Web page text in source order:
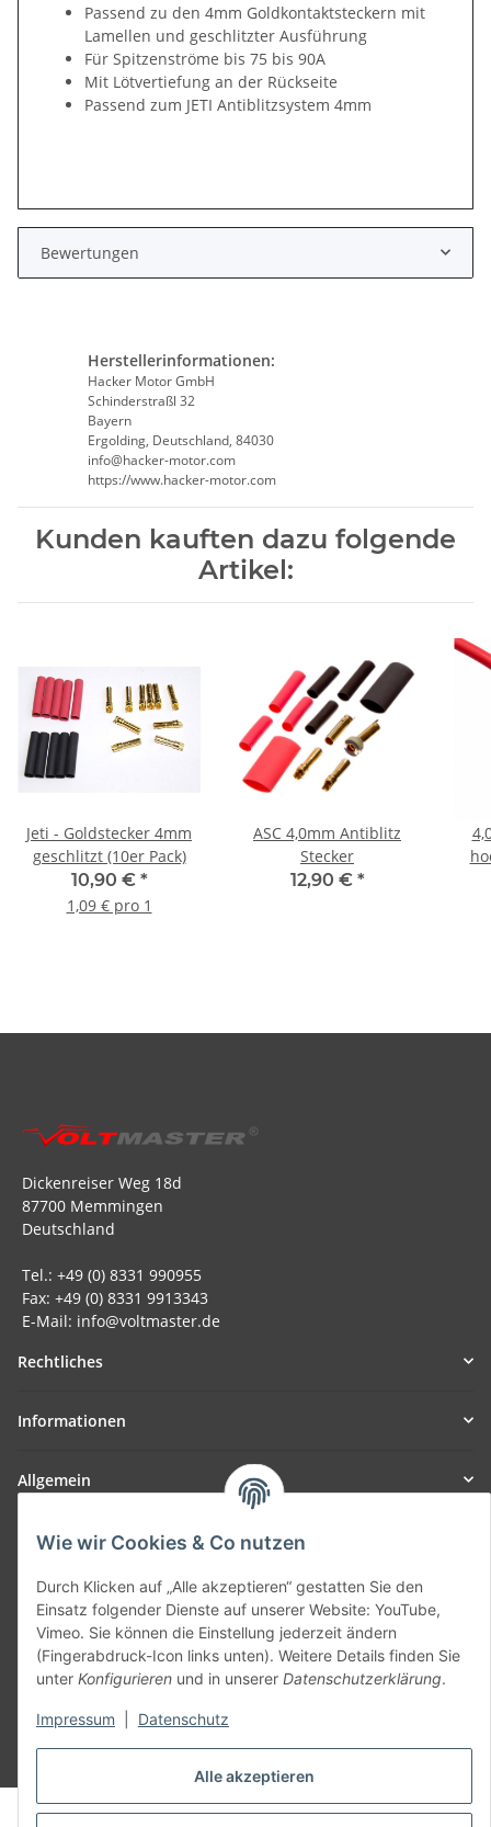
Alle akzeptieren
Wie wir Cookies & Co nutzen
Durch Klicken auf „Alle akzeptieren“ gestatten Sie den
Einsatz folgender Dienste auf unserer Website: YouTube,
Vimeo. Sie können die Einstellung jederzeit ändern
(Fingerabdruck-Icon links unten). Weitere Details finden Sie
unter Konfigurieren und in unserer Datenschutzerklärung.
Impressum Datenschutz
Passend zu den 4mm Goldkontaktsteckern mit
Lamellen und geschlitzter Ausführung
Für Spitzenströme bis 75 bis 90A
Mit Lötvertiefung an der Rückseite
Passend zum JETI Antiblitzsystem 4mm
Bewertungen
Herstellerinformationen:
Hacker Motor GmbH
Schinderstraßl 32
Bayern
Ergolding, Deutschland, 84030
info@hacker-motor.com
https://www.hacker-motor.com
Kunden kauften dazu folgende
Artikel:
Jeti - Goldstecker 4mm
geschlitzt (10er Pack)
10,90 € *
1,09 € pro 1
ASC 4,0mm Antiblitz
Stecker
12,90 € *
Dickenreiser Weg 18d
87700 Memmingen
Deutschland
Tel.: +49 (0) 8331 990955
Fax: +49 (0) 8331 9913343
E-Mail: info@voltmaster.de
Rechtliches
Informationen
Allgemein
Teil unseres Netzwerks:
Vertrag widerrufen
© voltmaster.de